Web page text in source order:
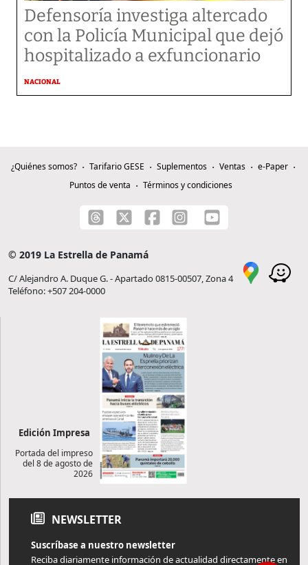
Defensoría investiga altercado
con la Policía Municipal que dejó
hospitalizado a exfuncionario
NACIONAL
¿Quiénes somos? Tarifario GESE Suplementos Ventas
e-Paper
Puntos de venta
Términos y condiciones
© 2019 La Estrella de Panamá
C/ Alejandro A. Duque G. - Apartado 0815-00507, Zona 4
Teléfono: +507 204-0000
Edición Impresa
Portada del impreso
del 8 de agosto de
2026
NEWSLETTER
Suscríbase a nuestro newsletter
Reciba diariamente información de actualidad directamente en